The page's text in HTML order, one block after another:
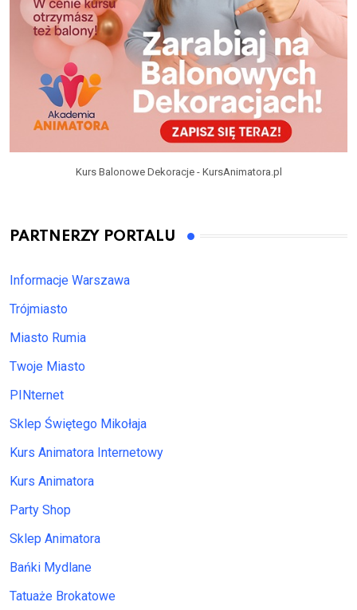
Kurs Balonowe Dekoracje - KursAnimatora.pl
PARTNERZY PORTALU
Informacje Warszawa
Trójmiasto
Miasto Rumia
Twoje Miasto
PINternet
Sklep Świętego Mikołaja
Kurs Animatora Internetowy
Kurs Animatora
Party Shop
Sklep Animatora
Bańki Mydlane
Tatuaże Brokatowe